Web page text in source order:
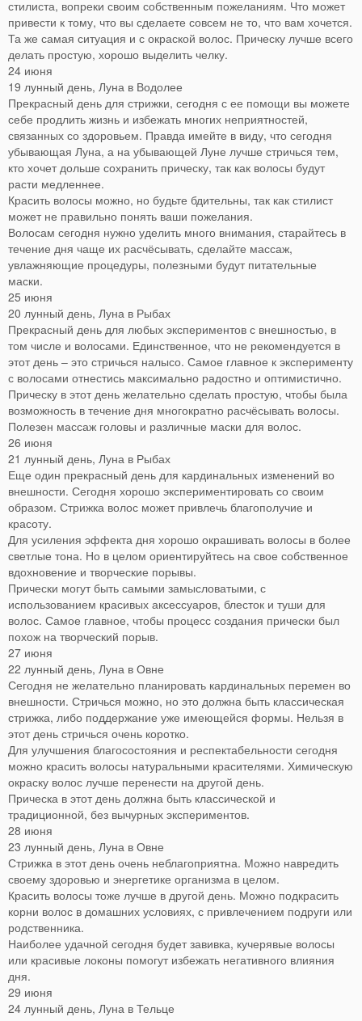
стилиста, вопреки своим собственным пожеланиям. Что может
привести к тому, что вы сделаете совсем не то, что вам хочется.
Та же самая ситуация и с окраской волос. Прическу лучше всего
делать простую, хорошо выделить челку.
24 июня
19 лунный день, Луна в Водолее
Прекрасный день для стрижки, сегодня с ее помощи вы можете
себе продлить жизнь и избежать многих неприятностей,
связанных со здоровьем. Правда имейте в виду, что сегодня
убывающая Луна, а на убывающей Луне лучше стричься тем,
кто хочет дольше сохранить прическу, так как волосы будут
расти медленнее.
Красить волосы можно, но будьте бдительны, так как стилист
может не правильно понять ваши пожелания.
Волосам сегодня нужно уделить много внимания, старайтесь в
течение дня чаще их расчёсывать, сделайте массаж,
увлажняющие процедуры, полезными будут питательные
маски.
25 июня
20 лунный день, Луна в Рыбах
Прекрасный день для любых экспериментов с внешностью, в
том числе и волосами. Единственное, что не рекомендуется в
этот день – это стричься налысо. Самое главное к эксперименту
с волосами отнестись максимально радостно и оптимистично.
Прическу в этот день желательно сделать простую, чтобы была
возможность в течение дня многократно расчёсывать волосы.
Полезен массаж головы и различные маски для волос.
26 июня
21 лунный день, Луна в Рыбах
Еще один прекрасный день для кардинальных изменений во
внешности. Сегодня хорошо экспериментировать со своим
образом. Стрижка волос может привлечь благополучие и
красоту.
Для усиления эффекта дня хорошо окрашивать волосы в более
светлые тона. Но в целом ориентируйтесь на свое собственное
вдохновение и творческие порывы.
Прически могут быть самыми замысловатыми, с
использованием красивых аксессуаров, блесток и туши для
волос. Самое главное, чтобы процесс создания прически был
похож на творческий порыв.
27 июня
22 лунный день, Луна в Овне
Сегодня не желательно планировать кардинальных перемен во
внешности. Стричься можно, но это должна быть классическая
стрижка, либо поддержание уже имеющейся формы. Нельзя в
этот день стричься очень коротко.
Для улучшения благосостояния и респектабельности сегодня
можно красить волосы натуральными красителями. Химическую
окраску волос лучше перенести на другой день.
Прическа в этот день должна быть классической и
традиционной, без вычурных экспериментов.
28 июня
23 лунный день, Луна в Овне
Стрижка в этот день очень неблагоприятна. Можно навредить
своему здоровью и энергетике организма в целом.
Красить волосы тоже лучше в другой день. Можно подкрасить
корни волос в домашних условиях, с привлечением подруги или
родственника.
Наиболее удачной сегодня будет завивка, кучерявые волосы
или красивые локоны помогут избежать негативного влияния
дня.
29 июня
24 лунный день, Луна в Тельце